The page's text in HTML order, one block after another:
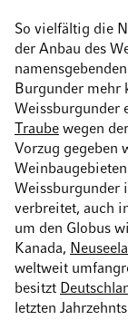
So vielfältig die
der Anbau des
Burgunder mehr
Weissburgunder
Traube wegen
Vorzug gegeben
Weissburgunder
verbreitet, auch
um den Globus
Kanada,
weltweit
besitzt
letzten